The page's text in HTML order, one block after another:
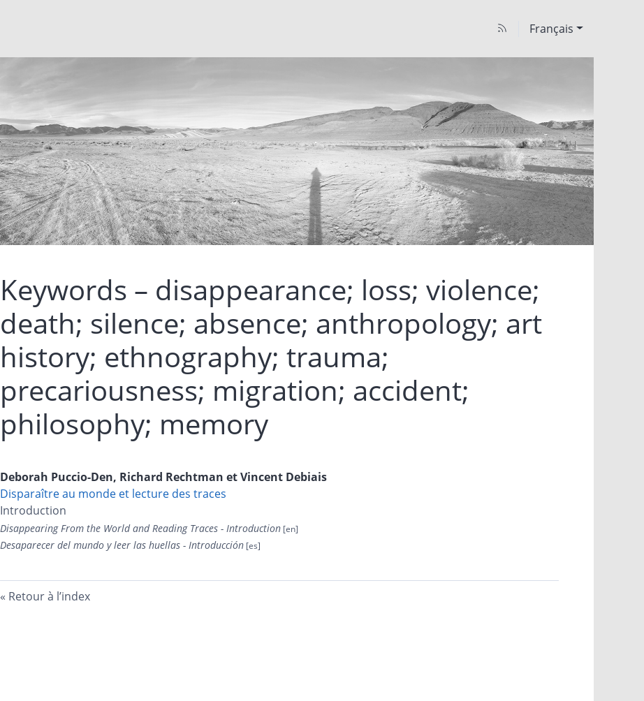
Français
Keywords – disappearance; loss; violence;
death; silence; absence; anthropology; art
history; ethnography; trauma;
precariousness; migration; accident;
philosophy; memory
Deborah Puccio-Den, Richard Rechtman etVincent Debiais
Disparaître au monde et lecture des traces
Introduction
Disappearing From the World and Reading Traces - Introduction
Desaparecer del mundo y leer las huellas - Introducción
Retour à l’index